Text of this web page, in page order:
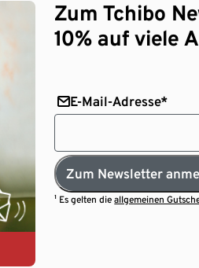
Zum Tchibo
10% auf viele
E-Mail-Adresse*
Zum Newsletter
¹ Es gelten dieallgemeinen